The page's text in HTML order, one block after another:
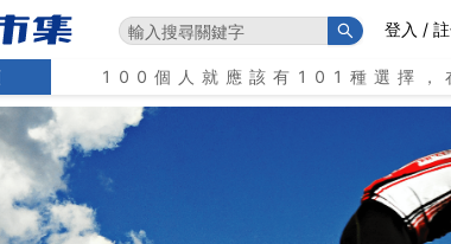
登入 /
100個人就應該有101種選擇，